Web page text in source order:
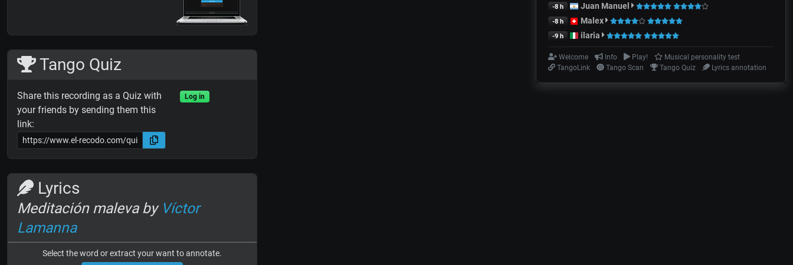
Tango Quiz
Share this recording as a Quiz with
your friends by sending them this
link:
Log in
Lyrics
Meditación maleva by Víctor
Lamanna
Select the word or extract your want to annotate.
-8 h Juan Manuel
-8 h Malex
-9 h ilaria
Welcome Info Play!
Musical personality test
TangoLink
Tango Scan Tango Quiz Lyrics annotation